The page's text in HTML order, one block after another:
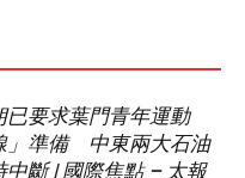
已要求葉門青年運動
」準備 中東兩大石油
斷 | 國際焦點 – 太報